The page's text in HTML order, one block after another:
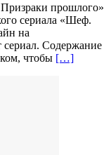
прошлого»
сериала «Шеф.
на
сериал. Содержание
чтобы […]